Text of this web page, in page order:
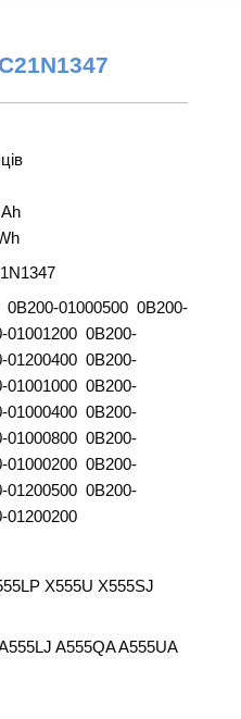
C21N1347
0B200-01000500 0B200-
01001200 0B200-
01200400 0B200-
01001000 0B200-
01000400 0B200-
01000800 0B200-
01000200 0B200-
01200500 0B200-
01200200
X555U X555SJ
A555QA A555UA